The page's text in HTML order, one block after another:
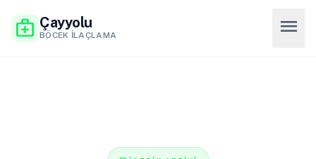
medical_services Çayyolu
BÖCEK İLAÇLAMA menu